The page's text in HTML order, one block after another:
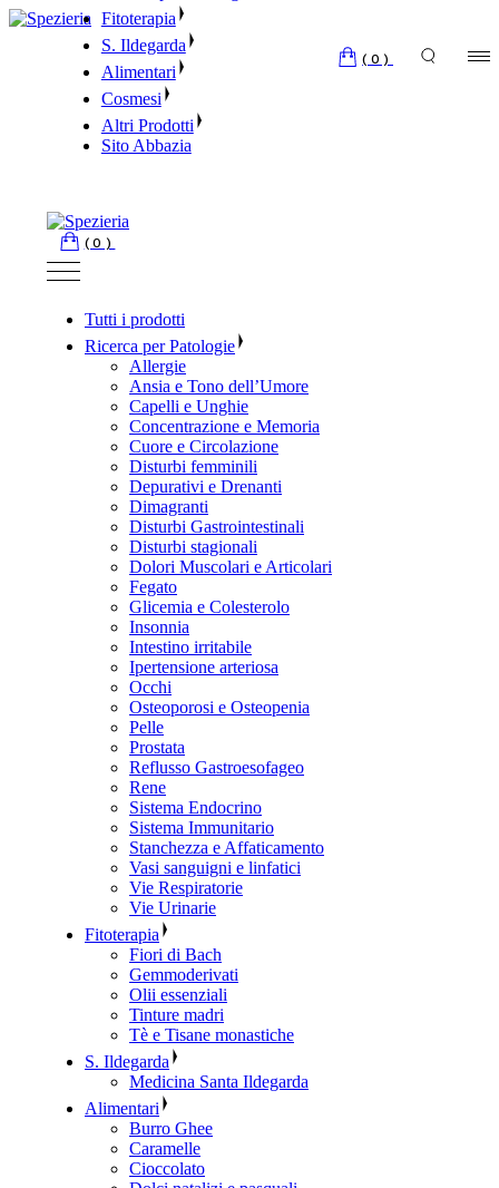
Skip
Fitoterapia
S. Ildegarda
Alimentari
Cosmesi
Altri Prodotti
Sito Abbazia
(0)
(0)
Tutti i prodotti
Ricerca per Patologie
Allergie
Ansia e Tono dell’Umore
Capelli e Unghie
Concentrazione e Memoria
Cuore e Circolazione
Disturbi femminili
Depurativi e Drenanti
Dimagranti
Disturbi Gastrointestinali
Disturbi stagionali
Dolori Muscolari e Articolari
Fegato
Glicemia e Colesterolo
Insonnia
Intestino irritabile
Ipertensione arteriosa
Occhi
Osteoporosi e Osteopenia
Pelle
Prostata
Reflusso Gastroesofageo
Rene
Sistema Endocrino
Sistema Immunitario
Stanchezza e Affaticamento
Vasi sanguigni e linfatici
Vie Respiratorie
Vie Urinarie
Fitoterapia
Fiori di Bach
Gemmoderivati
Olii essenziali
Tinture madri
Tè e Tisane monastiche
S. Ildegarda
Medicina Santa Ildegarda
Alimentari
Burro Ghee
Caramelle
Cioccolato